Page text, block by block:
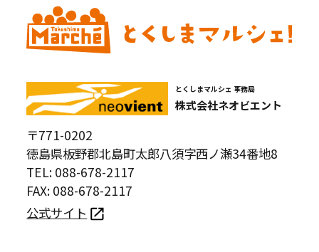
とくしまマルシェ 事務局
株式会社ネオビエント
〒771-0202
徳島県板野郡北島町太郎八須字西ノ瀬34番地8
TEL: 088-678-2117
FAX: 088-678-2117
公式サイト